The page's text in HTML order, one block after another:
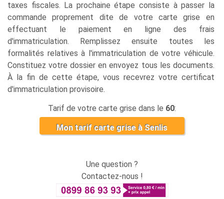
taxes fiscales. La prochaine étape consiste à passer la
commande proprement dite de votre carte grise en
effectuant le paiement en ligne des frais
d'immatriculation. Remplissez ensuite toutes les
formalités relatives à l'immatriculation de votre véhicule.
Constituez votre dossier en envoyez tous les documents.
À la fin de cette étape, vous recevrez votre certificat
d'immatriculation provisoire.
Tarif de votre carte grise dans le 60:
Mon tarif carte grise à Senlis
Une question ?
Contactez-nous !